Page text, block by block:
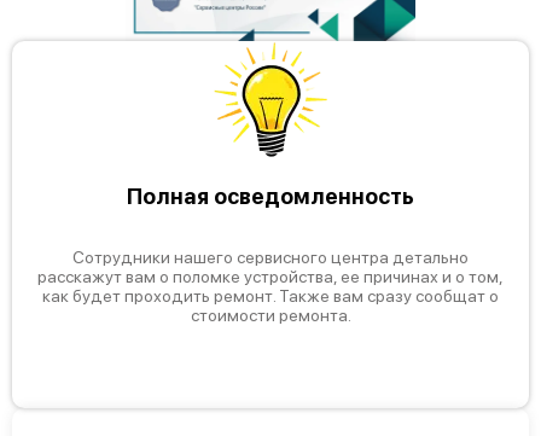
Полная осведомленность
Сотрудники нашего сервисного центра детально
расскажут вам о поломке устройства, ее причинах и о том,
как будет проходить ремонт. Также вам сразу сообщат о
стоимости ремонта.